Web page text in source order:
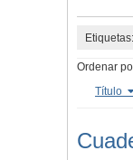
Ordenar
Título